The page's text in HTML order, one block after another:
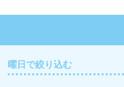
曜日で絞り込む